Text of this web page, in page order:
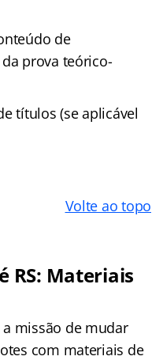
de
prova teórico-
títulos (se aplicável
Volte ao topo
RS: Materiais
missão de mudar
com materiais de